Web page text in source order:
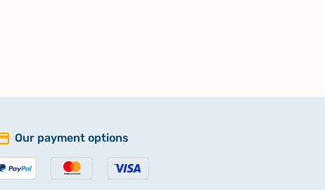
Our payment options